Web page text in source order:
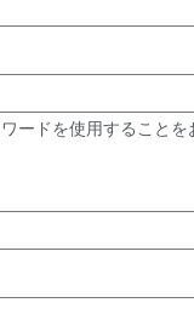
ードを使用することを